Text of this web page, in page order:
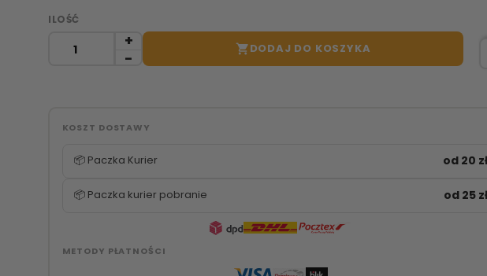
ILOŚĆ
DODAJ DO KOSZYKA
KOSZT DOSTAWY
📦 Paczka Kurier od 20
📦 Paczka kurier pobranie od 25
METODY PŁATNOŚCI